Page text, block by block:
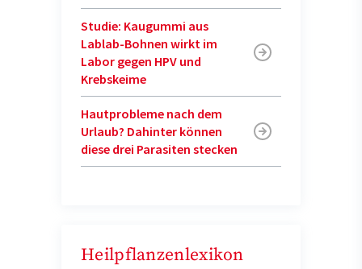
Studie: Kaugummi aus
Lablab-Bohnen wirkt im
Labor gegen HPV und
Krebskeime
Hautprobleme nach dem
Urlaub? Dahinter können
diese drei Parasiten stecken
Heilpflanzenlexikon